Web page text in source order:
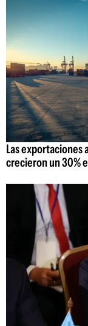
Las exportaciones
crecieron un 30%